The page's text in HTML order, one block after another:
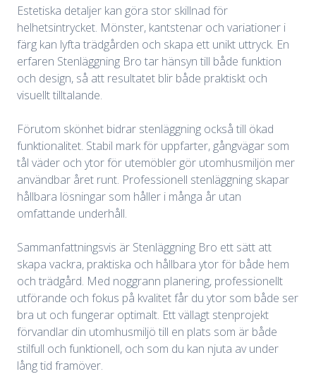
Estetiska detaljer kan göra stor skillnad för
helhetsintrycket. Mönster, kantstenar och variationer i
färg kan lyfta trädgården och skapa ett unikt uttryck. En
erfaren Stenläggning Bro tar hänsyn till både funktion
och design, så att resultatet blir både praktiskt och
visuellt tilltalande.
Förutom skönhet bidrar stenläggning också till ökad
funktionalitet. Stabil mark för uppfarter, gångvägar som
tål väder och ytor för utemöbler gör utomhusmiljön mer
användbar året runt. Professionell stenläggning skapar
hållbara lösningar som håller i många år utan
omfattande underhåll.
Sammanfattningsvis är Stenläggning Bro ett sätt att
skapa vackra, praktiska och hållbara ytor för både hem
och trädgård. Med noggrann planering, professionellt
utförande och fokus på kvalitet får du ytor som både ser
bra ut och fungerar optimalt. Ett vällagt stenprojekt
förvandlar din utomhusmiljö till en plats som är både
stilfull och funktionell, och som du kan njuta av under
lång tid framöver.